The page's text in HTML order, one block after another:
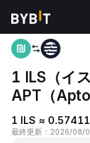
ホーム ILS to APT
1 ILS（イ
APT（
1 ILS ≈
最終更新 ： 2026/08/